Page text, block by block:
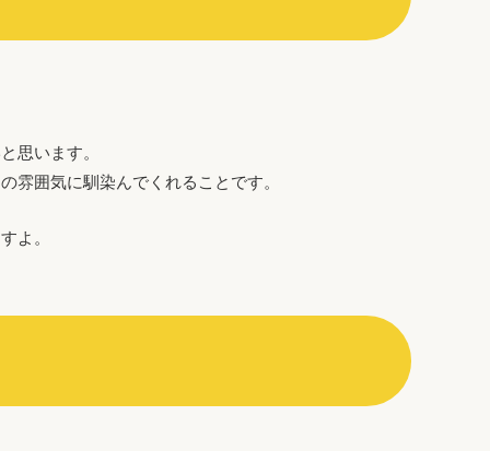
思います。
囲気に馴染んでくれることです。
よ。